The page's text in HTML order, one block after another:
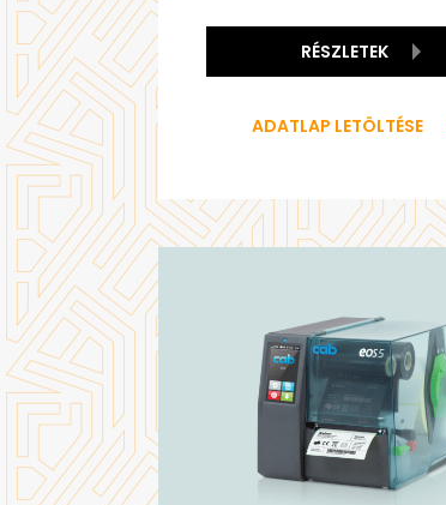
RÉSZLETEK
ADATLAP LETÖLTÉSE